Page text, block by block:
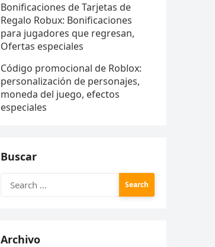
Bonificaciones de Tarjetas de
Regalo Robux: Bonificaciones
para jugadores que regresan,
Ofertas especiales
Código promocional de Roblox:
personalización de personajes,
moneda del juego, efectos
especiales
Buscar
for:
Archivo